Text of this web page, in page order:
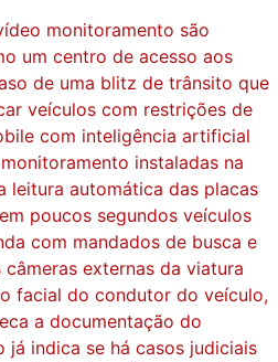
monitoramento são
um centro de acesso aos
de uma blitz de trânsito que
veículos com restrições de
com inteligência artificial
instaladas na
leitura automática das placas
poucos segundos veículos
com mandados de busca e
externas da viatura
facial do condutor do veículo,
a documentação do
já indica se há casos judiciais